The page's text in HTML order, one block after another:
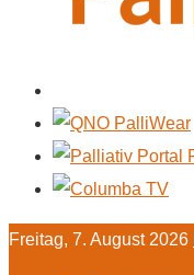
Freitag, 7. August 2026